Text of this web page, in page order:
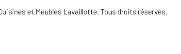
et Meubles Lavaillotte. Tous droits réservés.